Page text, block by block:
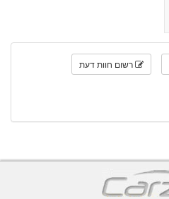
רשום חוות דעת